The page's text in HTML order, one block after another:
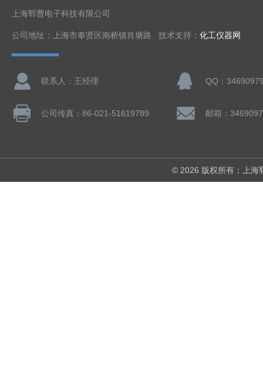
上海郓曹电子科技有限公司
公司地址：上海市奉贤区南桥镇肖塘路 技术支持： 化工仪器网
联系人：王经理 QQ：
公司传真：86-021-51619789 邮箱：
© 2026 版权所有：上